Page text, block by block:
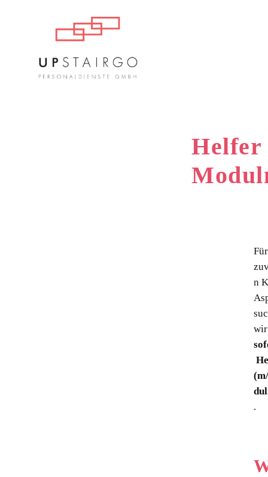
Helfer
n
wir
.